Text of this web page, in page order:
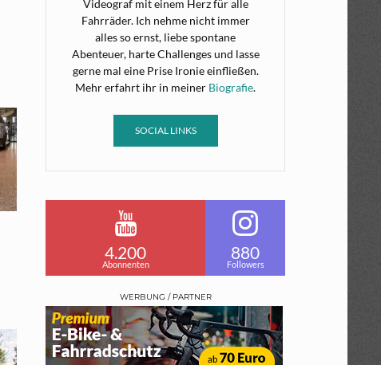
Videograf mit einem Herz für alle
Fahrräder. Ich nehme nicht immer
alles so ernst, liebe spontane
Abenteuer, harte Challenges und lasse
gerne mal eine Prise Ironie einfließen.
Mehr erfahrt ihr in meiner Biografie.
SOCIAL LINKS
4.200
Abonnenten
880
Followers
WERBUNG / PARTNER